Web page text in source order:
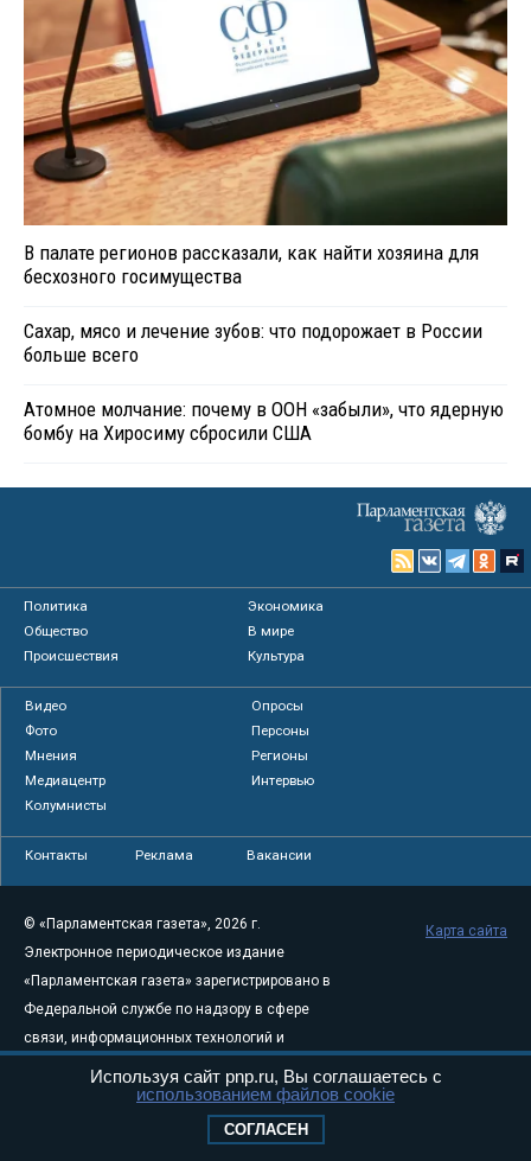
В палате регионов рассказали, как найти хозяина для
бесхозного госимущества
Сахар, мясо и лечение зубов: что подорожает в России
больше всего
Атомное молчание: почему в ООН «забыли», что ядерную
бомбу на Хиросиму сбросили США
Политика
Экономика
Общество
В мире
Происшествия
Культура
Видео
Опросы
Фото
Персоны
Мнения
Регионы
Медиацентр
Интервью
Колумнисты
Контакты Реклама Вакансии
© «Парламентская газета», 2026 г.
Электронное периодическое издание
«Парламентская газета» зарегистрировано в
Федеральной службе по надзору в сфере
связи, информационных технологий и
массовых коммуникаций (Роскомнадзор) 05
августа 2011 года. 18+
Свидетельство о регистрации Эл № ФС77-
Карта сайта
Используя сайт pnp.ru, Вы соглашаетесь с
использованием файлов cookie
СОГЛАСЕН